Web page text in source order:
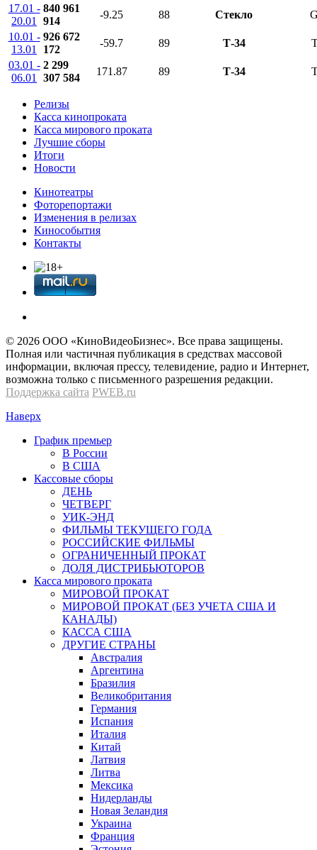
17.01 -
20.01
840 961
914
-9.25 88 Стекло
10.01 -
13.01
926 672
172
-59.7 89 Т-34
03.01 -
06.01
2 299
307 584
171.87 89 Т-34
Релизы
Касса кинопроката
Касса мирового проката
Лучшие сборы
Итоги
Новости
Кинотеатры
Фоторепортажи
Изменения в релизах
Кинособытия
Контакты
© 2026 OOО «КиноВидеоБизнес». Все права защищены.
Полная или частичная публикация в средствах массовой
информации, включая прессу, телевидение, радио и Интернет,
возможна только с письменного разрешения редакции.
Поддержка сайта PWEB.ru
Наверх
График премьер
В России
В США
Кассовые сборы
ДЕНЬ
ЧЕТВЕРГ
УИК-ЭНД
ФИЛЬМЫ ТЕКУЩЕГО ГОДА
РОССИЙСКИЕ ФИЛЬМЫ
ОГРАНИЧЕННЫЙ ПРОКАТ
ДОЛЯ ДИСТРИБЬЮТОРОВ
Касса мирового проката
МИРОВОЙ ПРОКАТ
МИРОВОЙ ПРОКАТ (БЕЗ УЧЕТА США И
КАНАДЫ)
КАССА США
ДРУГИЕ СТРАНЫ
Австралия
Аргентина
Бразилия
Великобритания
Германия
Испания
Италия
Китай
Латвия
Литва
Мексика
Нидерланды
Новая Зеландия
Украина
Франция